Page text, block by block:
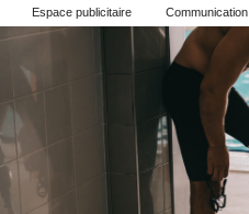
Espace publicitaire Communication